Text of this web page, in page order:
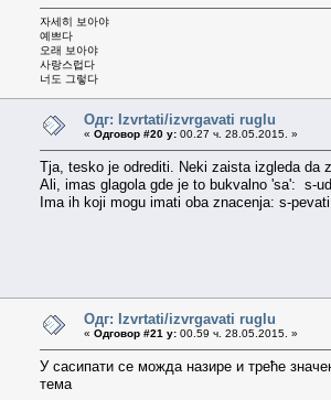
자세히 보아야
예쁘다
오래 보아야
사랑스럽다
너도 그렇다
Одг: Izvrtati/izvrgavati ruglu
« Одговор #20 у: 00.27 ч. 28.05.2015. »
Tja, tesko je odrediti. Neki zaista izgleda da
Ali, imas glagola gde je to bukvalno 'sa': s-
Ima ih koji mogu imati oba znacenja: s-
Одг: Izvrtati/izvrgavati ruglu
« Одговор #21 у: 00.59 ч. 28.05.2015. »
У сасипати се можда назире и треће
тема